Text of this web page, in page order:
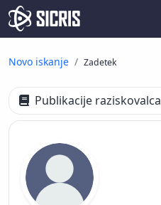
Novo iskanje Zadetek
Publikacije raziskovalca